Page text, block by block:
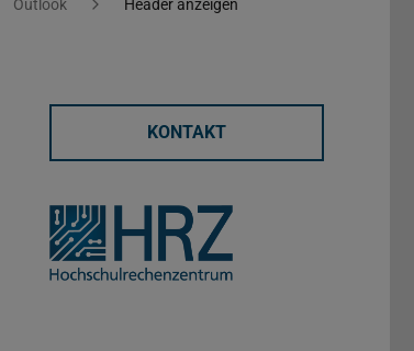
Outlook Header anzeigen
KONTAKT